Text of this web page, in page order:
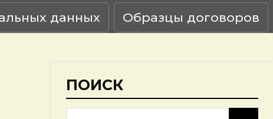
данных Образцы договоров
ПОИСК